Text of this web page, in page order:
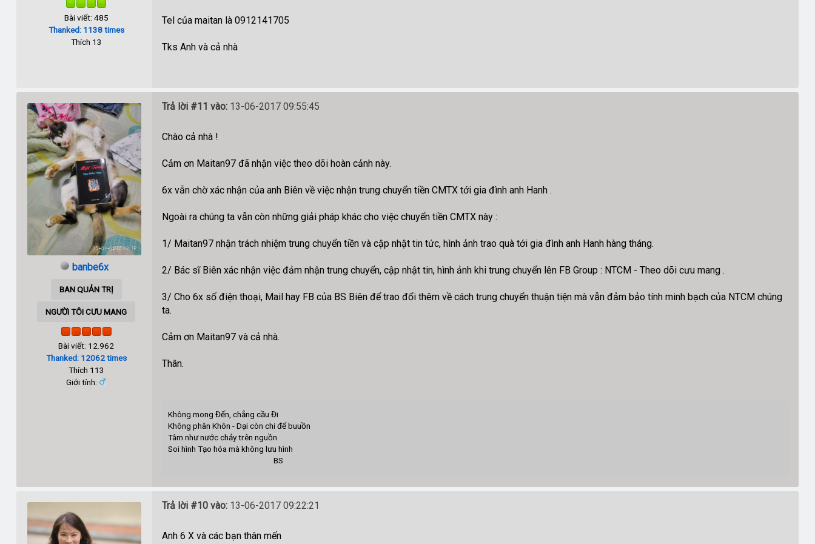
Bài viết: 485
Thanked: 1138 times
Thích 13
Tel của maitan là 0912141705
Tks Anh và cả nhà
banbe6x
BAN QUẢN TRỊ
NGƯỜI TÔI CƯU MANG
Bài viết: 12.962
Thanked: 12062 times
Thích 113
Giới tính:
Trả lời #11 vào:13-06-2017 09:55:45
Chào cả nhà !
Cảm ơn Maitan97 đã nhận việc theo dõi hoàn cảnh này.
6x vẫn chờ xác nhận của anh Biên về việc nhận trung chuyển tiền CMTX tới gia đình anh Hanh .
Ngoài ra chúng ta vẫn còn những giải pháp khác cho việc chuyển tiền CMTX này :
1/ Maitan97 nhận trách nhiệm trung chuyển tiền và cập nhật tin tức, hình ảnh trao quà tới gia đình anh Hanh hàng tháng.
2/ Bác sĩ Biên xác nhận việc đảm nhận trung chuyển, cập nhật tin, hình ảnh khi trung chuyển lên FB Group : NTCM - Theo dõi cưu mang .
3/ Cho 6x số điện thoại, Mail hay FB của BS Biên để trao đổi thêm về cách trung chuyển thuận tiện mà vẫn đảm bảo tính minh bạch của NTCM chúng
ta.
Cảm ơn Maitan97 và cả nhà.
Thân.
Không mong Đến, chẳng cầu Đi
Không phân Khôn - Dại còn chi để buuồn
Tâm như nước chảy trên nguồn
Soi hình Tạo hóa mà không lưu hình
BS
Trả lời #10 vào:13-06-2017 09:22:21
Anh 6 X và các bạn thân mến